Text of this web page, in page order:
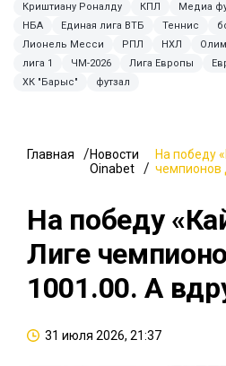
Криштиану Роналду
КПЛ Медиа
НБА
Единая лига ВТБ Теннис
Лионель Месси
РПЛ НХЛ
лига 1
ЧМ-2026 Лига Европы
ХК "Барыс"
футзал
Главная
Новости
Oinabet
На победу
чемпионов
На победу
Лиге
1001.00. А
31 июля 2026, 21:37